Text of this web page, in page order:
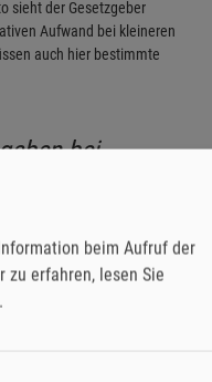
sieht der Gesetzgeber
Aufwand bei kleineren
auch hier bestimmte
bei
beim Aufruf der
zu erfahren, lesen Sie
.